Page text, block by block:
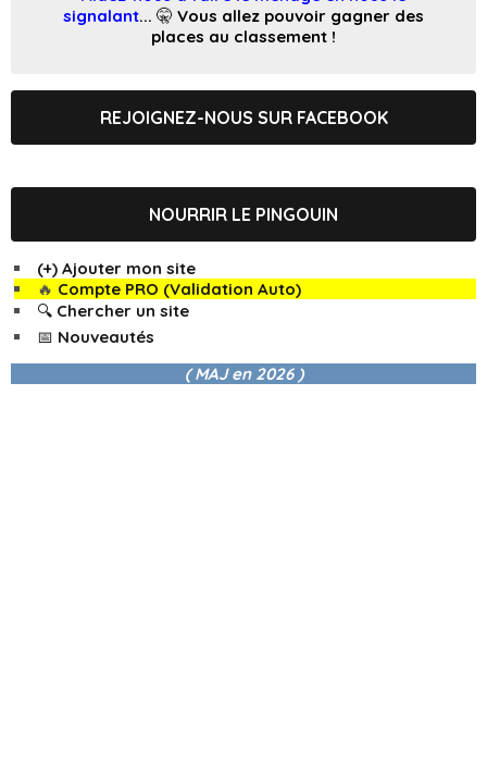
signalant... 🤫 Vous allez pouvoir gagner des
places au classement !
REJOIGNEZ-NOUS SUR FACEBOOK
NOURRIR LE PINGOUIN
(+) Ajouter mon site
🔥 Compte PRO (Validation Auto)
🔍 Chercher un site
📅 Nouveautés
( MAJ en 2026 )